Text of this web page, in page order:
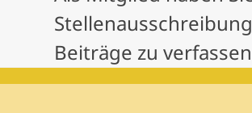
Beiträge zu